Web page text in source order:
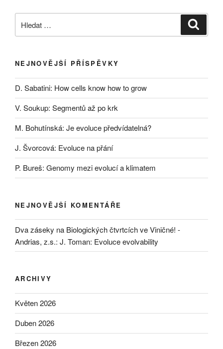
NEJNOVĚJŠÍ PŘÍSPĚVKY
D. Sabatini: How cells know how to grow
V. Soukup: Segmentů až po krk
M. Bohutínská: Je evoluce předvídatelná?
J. Švorcová: Evoluce na přání
P. Bureš: Genomy mezi evolucí a klimatem
NEJNOVĚJŠÍ KOMENTÁŘE
Dva záseky na Biologických čtvrtcích ve Viničné! -
Andrias, z.s.: J. Toman: Evoluce evolvability
ARCHIVY
Květen 2026
Duben 2026
Březen 2026